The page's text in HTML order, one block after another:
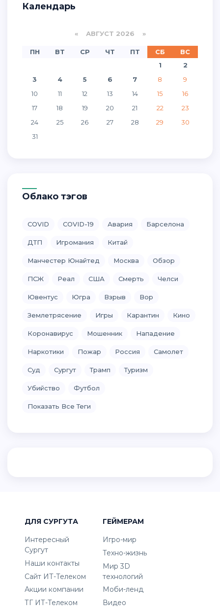
Календарь
«АВГУСТ 2026 »
ПН ВТ СР ЧТ ПТ СБ
ВС
1
2
3
4 5 6 7 8
9
10
11 12 13 14 15
16
17
18 19 20 21 22
23
24
25 26 27 28 29
30
31
Облако тэгов
COVID COVID-19 Авария Барселона
ДТП Игромания Китай
Манчестер Юнайтед Москва Обзор
ПСЖ Реал США Смерть Челси
Ювентус Югра Взрыв Вор
Землетрясение Игры Карантин Кино
Коронавирус Мошенник Нападение
Наркотики Пожар Россия Самолет
Суд Сургут Трамп Туризм
Убийство Футбол
Показать Все Теги
ДЛЯ СУРГУТА
Интересный
Сургут
Наши контакты
Сайт ИТ-Телеком
Акции компании
ТГ ИТ-Телеком
ГЕЙМЕРАМ
Игро-мир
Техно-жизнь
Мир 3D
технологий
Моби-ленд
Видео